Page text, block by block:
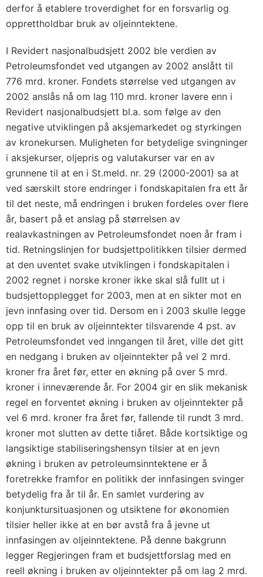
derfor å etablere troverdighet for en forsvarlig og
opprettholdbar bruk av oljeinntektene.
I Revidert nasjonalbudsjett 2002 ble verdien av
Petroleumsfondet ved utgangen av 2002 anslått til
776 mrd. kroner. Fondets størrelse ved utgangen av
2002 anslås nå om lag 110 mrd. kroner lavere enn i
Revidert nasjonalbudsjett bl.a. som følge av den
negative utviklingen på aksjemarkedet og styrkingen
av kronekursen. Muligheten for betydelige svingninger
i aksjekurser, oljepris og valutakurser var en av
grunnene til at en i St.meld. nr. 29 (2000-2001) sa at
ved særskilt store endringer i fondskapitalen fra ett år
til det neste, må endringen i bruken fordeles over flere
år, basert på et anslag på størrelsen av
realavkastningen av Petroleumsfondet noen år fram i
tid. Retningslinjen for budsjettpolitikken tilsier dermed
at den uventet svake utviklingen i fondskapitalen i
2002 regnet i norske kroner ikke skal slå fullt ut i
budsjettopplegget for 2003, men at en sikter mot en
jevn innfasing over tid. Dersom en i 2003 skulle legge
opp til en bruk av oljeinntekter tilsvarende 4 pst. av
Petroleumsfondet ved inngangen til året, ville det gitt
en nedgang i bruken av oljeinntekter på vel 2 mrd.
kroner fra året før, etter en økning på over 5 mrd.
kroner i inneværende år. For 2004 gir en slik mekanisk
regel en forventet økning i bruken av oljeinntekter på
vel 6 mrd. kroner fra året før, fallende til rundt 3 mrd.
kroner mot slutten av dette tiåret. Både kortsiktige og
langsiktige stabiliseringshensyn tilsier at en jevn
økning i bruken av petroleumsinntektene er å
foretrekke framfor en politikk der innfasingen svinger
betydelig fra år til år. En samlet vurdering av
konjunktursituasjonen og utsiktene for økonomien
tilsier heller ikke at en bør avstå fra å jevne ut
innfasingen av oljeinntektene. På denne bakgrunn
legger Regjeringen fram et budsjettforslag med en
reell økning i bruken av oljeinntekter på om lag 2 mrd.